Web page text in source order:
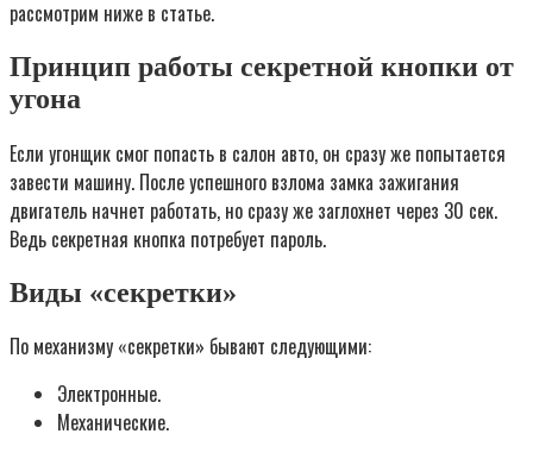
рассмотрим ниже в статье.
Принцип работы секретной кнопки от
угона
Если угонщик смог попасть в салон авто, он сразу же попытается
завести машину. После успешного взлома замка зажигания
двигатель начнет работать, но сразу же заглохнет через 30 сек.
Ведь секретная кнопка потребует пароль.
Виды «секретки»
По механизму «секретки» бывают следующими:
Электронные.
Механические.